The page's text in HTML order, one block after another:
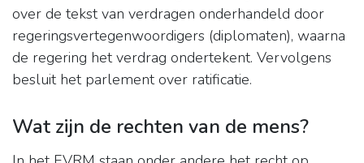
over de tekst van verdragen onderhandeld door
regeringsvertegenwoordigers (diplomaten), waarna
de regering het verdrag ondertekent. Vervolgens
besluit het parlement over ratificatie.
Wat zijn de rechten van de mens?